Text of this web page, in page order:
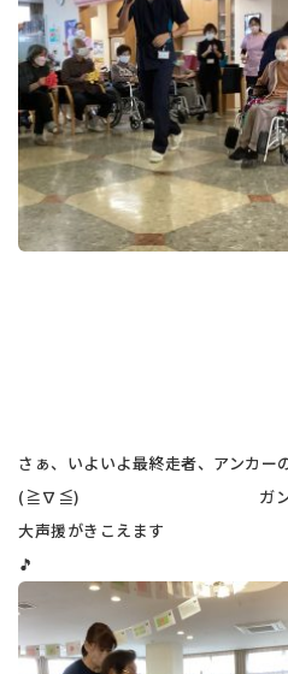
さぁ、いよいよ最終走者、アンカー
(≧∇≦) ガンバレ～ ガ
大声援がきこえます